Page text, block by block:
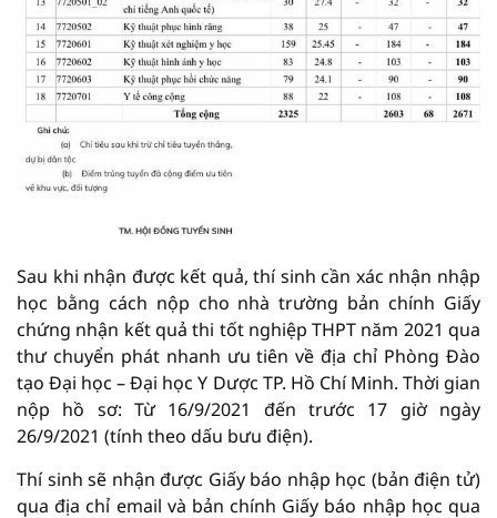
Sau khi nhận được kết quả, thí sinh cần xác nhận nhập
học bằng cách nộp cho nhà trường bản chính Giấy
chứng nhận kết quả thi tốt nghiệp THPT năm 2021 qua
thư chuyển phát nhanh ưu tiên về địa chỉ Phòng Đào
tạo Đại học – Đại học Y Dược TP. Hồ Chí Minh. Thời gian
nộp hồ sơ: Từ 16/9/2021 đến trước 17 giờ ngày
26/9/2021 (tính theo dấu bưu điện).
Thí sinh sẽ nhận được Giấy báo nhập học (bản điện tử)
qua địa chỉ email và bản chính Giấy báo nhập học qua